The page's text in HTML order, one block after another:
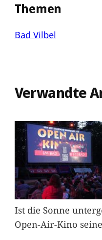
Themen
Bad Vilbel
Verwandte
Ist die Sonne
Open-Air-Kino